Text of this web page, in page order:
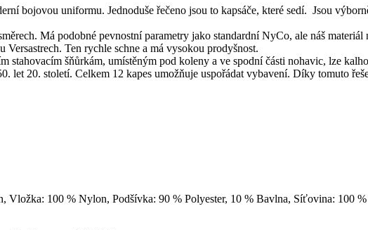
bojovou uniformu. Jednoduše řečeno jsou to kapsáče, které sedí. Jsou
Má podobné pevnostní parametry jako standardní NyCo, ale náš
Ten rychle schne a má vysokou prodyšnost.
šňůrkám, umístěným pod koleny a ve spodní části nohavic, lze
20. století. Celkem 12 kapes umožňuje uspořádat vybavení. Díky tomuto
100 % Nylon, Podšívka: 90 % Polyester, 10 % Bavlna, Síťovina: 100